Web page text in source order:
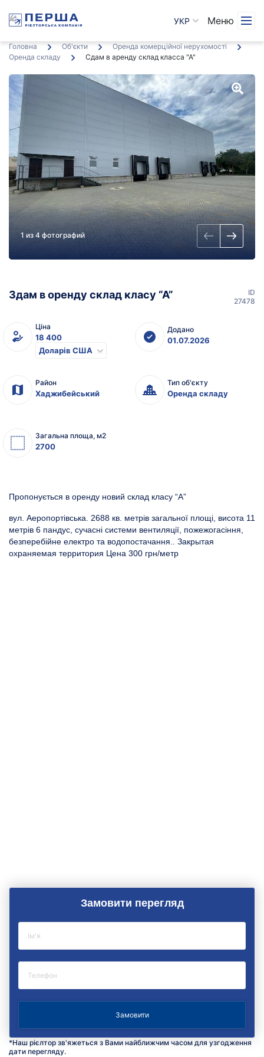
УКР Меню
Головна Об'єкти
Оренда комерційної нерухомості
Оренда складу
Сдам в аренду склад класса "А"
1 из 4 фотографий
Здам в оренду склад класу “А”
ID
27478
Ціна
18 400
Доларів США
Додано
01.07.2026
Район
Хаджибейський
Тип об'єкту
Оренда складу
Загальна площа, м2
2700
Пропонується в оренду новий склад класу “А”
вул. Аеропортівська. 2688 кв. метрів загальної площі, висота 11
метрів 6 пандус, сучасні системи вентиляції, пожежогасіння,
безперебійне електро та водопостачання.. Закрытая
охраняемая территория Цена 300 грн/метр
Замовити перегляд
*Наш рієлтор зв'яжеться з Вами найближчим часом для узгодження
дати перегляду.